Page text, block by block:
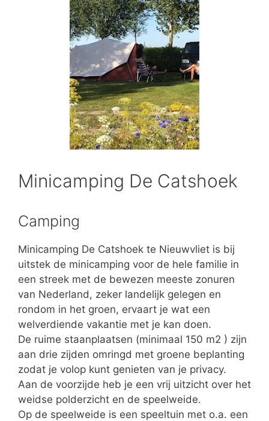
Minicamping De Catshoek
Camping
Minicamping De Catshoek te Nieuwvliet is bij
uitstek de minicamping voor de hele familie in
een streek met de bewezen meeste zonuren
van Nederland, zeker landelijk gelegen en
rondom in het groen, ervaart je wat een
welverdiende vakantie met je kan doen.
De ruime staanplaatsen (minimaal 150 m2 ) zijn
aan drie zijden omringd met groene beplanting
zodat je volop kunt genieten van je privacy.
Aan de voorzijde heb je een vrij uitzicht over het
weidse polderzicht en de speelweide.
Op de speelweide is een speeltuin met o.a. een